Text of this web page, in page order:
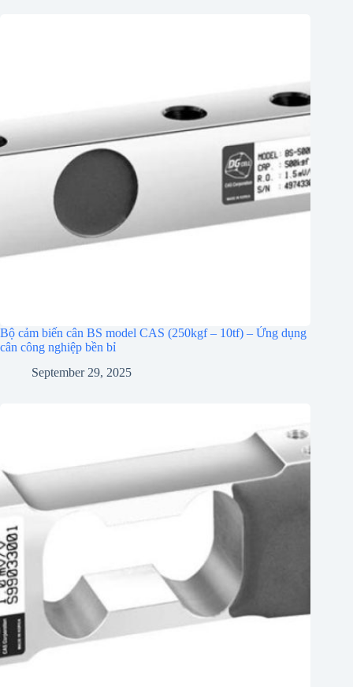
Bộ cảm biến cân BS model CAS (250kgf – 10tf) – Ứng dụng
cân công nghiệp bền bỉ
September 29, 2025